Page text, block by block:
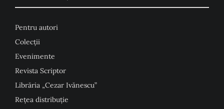
Pentru autori
Colecţii
Evenimente
Revista Scriptor
Librăria „Cezar Ivănescu”
Rețea distribuție